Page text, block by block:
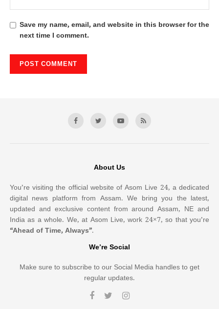
Save my name, email, and website in this browser for the
next time I comment.
About Us
You’re visiting the official website of Asom Live 24, a dedicated
digital news platform from Assam. We bring you the latest,
updated and exclusive content from around Assam, NE and
India as a whole. We, at Asom Live, work 24×7, so that you’re
“Ahead of Time, Always”.
We’re Social
Make sure to subscribe to our Social Media handles to get
regular updates.